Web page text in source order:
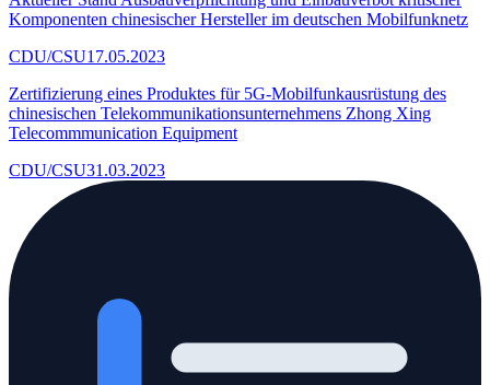
Komponenten chinesischer Hersteller im deutschen Mobilfunknetz
CDU/CSU17.05.2023
Zertifizierung eines Produktes für 5G-Mobilfunkausrüstung des
chinesischen Telekommunikationsunternehmens Zhong Xing
Telecommmunication Equipment
CDU/CSU31.03.2023